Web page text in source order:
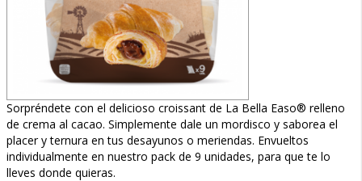
Sorpréndete con el delicioso croissant de La Bella Easo® relleno
de crema al cacao. Simplemente dale un mordisco y saborea el
placer y ternura en tus desayunos o meriendas. Envueltos
individualmente en nuestro pack de 9 unidades, para que te lo
lleves donde quieras.